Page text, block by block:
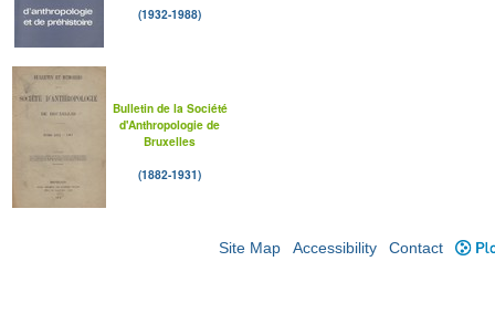
(1932-1988)
Bulletin de la Société
d'Anthropologie de
Bruxelles
(1882-1931)
Site Map Accessibility Contact